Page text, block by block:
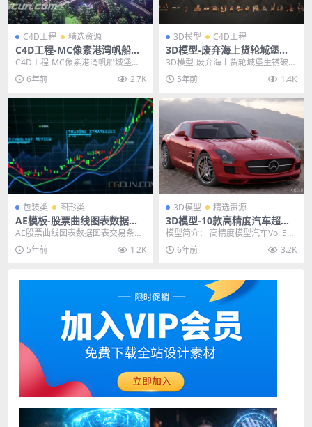
C4D工程 精选资源
C4D工程-MC像素港湾帆船城
堡《我的世界》3D游戏场景模
型工程
C4D工程-MC像素港湾帆船城堡
《我的世界》3D游戏场景模型工程
主题授权提示：...
6年前 2.7K
3D模型 C4D工程
3D模型-废弃海上货轮城堡生
锈破旧的废墟客机港口码头C4
D模型
3D模型-废弃海上货轮城堡生锈破旧
的废墟客机港口码头C4D模型 其他
推荐: 3D...
5年前 1.4K
包装类 图形类
AE模板-股票曲线图表数据图
表交易条动画模板
AE股票曲线图表数据图表交易条动
画模板 其他推荐: AE模板-大气企业
组织科技感...
5年前 1.2K
3D模型 精选资源
3D模型-10款高精度汽车超跑
车辆模型下载 (格式支持:Max/
C4D/FBX/OBJ)
模型简介： 高精度模型汽车Vol.5给
你10个非常高细节的带材质的汽车
模型。每一...
6年前 3.2K